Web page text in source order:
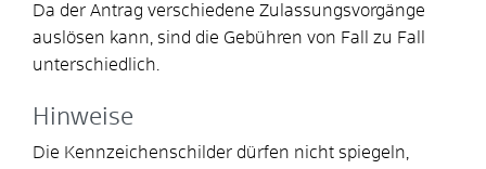
Da der Antrag verschiedene Zulassungsvorgänge
auslösen kann, sind die Gebühren von Fall zu Fall
unterschiedlich.
Hinweise
Die Kennzeichenschilder dürfen nicht spiegeln,